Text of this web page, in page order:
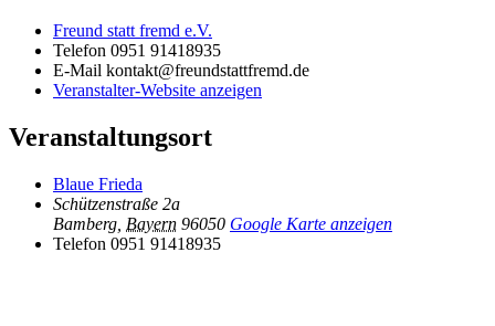
Freund statt fremd e.V.
Telefon 0951 91418935
E-Mail kontakt@freundstattfremd.de
Veranstalter-Website anzeigen
Veranstaltungsort
Blaue Frieda
Schützenstraße 2a
Bamberg Bayern 96050 Google Karte anzeigen
Telefon 0951 91418935